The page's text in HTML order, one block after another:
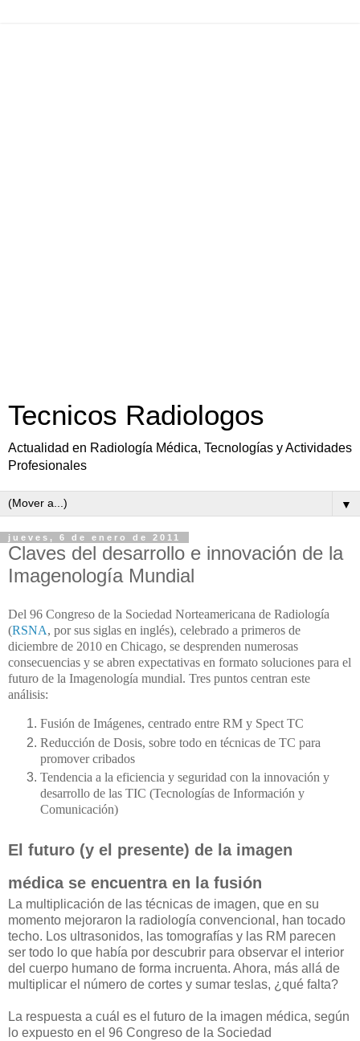
Tecnicos Radiologos
Actualidad en Radiología Médica, Tecnologías y Actividades
Profesionales
▼
jueves, 6 de enero de 2011
Claves del desarrollo e innovación de la
Imagenología Mundial
Del 96 Congreso de la Sociedad Norteamericana de Radiología
(RSNA, por sus siglas en inglés), celebrado a primeros de
diciembre de 2010 en Chicago, se desprenden numerosas
consecuencias y se abren expectativas en formato soluciones para el
futuro de la Imagenología mundial. Tres puntos centran este
análisis:
Fusión de Imágenes, centrado entre RM y Spect TC
Reducción de Dosis, sobre todo en técnicas de TC para
promover cribados
Tendencia a la eficiencia y seguridad con la innovación y
desarrollo de las TIC (Tecnologías de Información y
Comunicación)
El futuro (y el presente) de la imagen
médica se encuentra en la fusión
La multiplicación de las técnicas de imagen, que en su
momento mejoraron la radiología convencional, han tocado
techo. Los ultrasonidos, las tomografías y las RM parecen
ser todo lo que había por descubrir para observar el interior
del cuerpo humano de forma incruenta. Ahora, más allá de
multiplicar el número de cortes y sumar teslas, ¿qué falta?
La respuesta a cuál es el futuro de la imagen médica, según
lo expuesto en el 96 Congreso de la Sociedad